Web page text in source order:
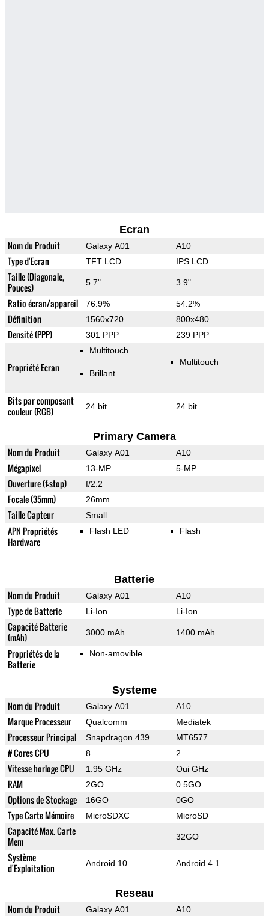
Ecran
Nom du Produit Galaxy A01 A10
Type d'Ecran TFT LCD IPS LCD
Taille (Diagonale,
Pouces)
5.7" 3.9"
Ratio écran/appareil 76.9% 54.2%
Définition 1560x720 800x480
Densité (PPP) 301 PPP 239 PPP
Propriété Ecran
Multitouch
Brillant
Multitouch
Bits par composant
couleur (RGB)
24 bit 24 bit
Primary Camera
Nom du Produit Galaxy A01 A10
Mégapixel 13-MP 5-MP
Ouverture (f-stop) f/2.2
Focale (35mm) 26mm
Taille Capteur Small
APN Propriétés
Hardware
Flash LED Flash
Batterie
Nom du Produit Galaxy A01 A10
Type de Batterie Li-Ion Li-Ion
Capacité Batterie
(mAh)
3000 mAh 1400 mAh
Propriétés de la
Batterie
Non-amovible
Systeme
Nom du Produit Galaxy A01 A10
Marque Processeur Qualcomm Mediatek
Processeur Principal Snapdragon 439 MT6577
# Cores CPU 8 2
Vitesse horloge CPU 1.95 GHz Oui GHz
RAM 2GO 0.5GO
Options de Stockage 16GO 0GO
Type Carte Mémoire MicroSDXC MicroSD
Capacité Max. Carte
Mem
32GO
Système
d'Exploitation
Android 10 Android 4.1
Reseau
Nom du Produit Galaxy A01 A10